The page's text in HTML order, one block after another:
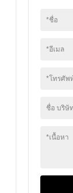
*ชื่อ
*อีเมล
*โทรศัพ
ชื่อ บริษัท
*เนื้อหา